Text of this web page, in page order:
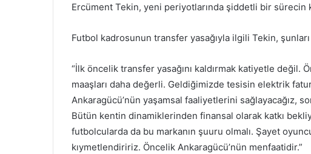
Ercüment Tekin, yeni periyotlarında şiddetli bir
Futbol kadrosunun transfer yasağıyla ilgili Tekin,
“İlk öncelik transfer yasağını kaldırmak katiyetle değil.
maaşları daha değerli. Geldiğimizde tesisin elektrik
Ankaragücü’nün yaşamsal faaliyetlerini sağlayacağız,
Bütün kentin dinamiklerinden finansal olarak katkı
futbolcularda da bu markanın şuuru olmalı. Şayet
kıymetlendiririz. Öncelik Ankaragücü’nün menfaatidir.”